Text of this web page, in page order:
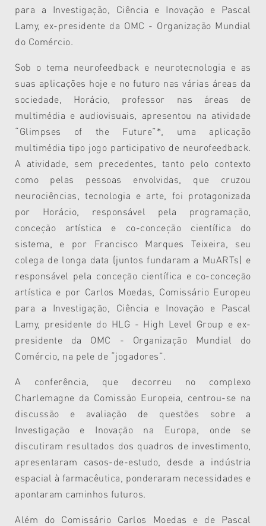
para a Investigação, Ciência e Inovação e Pascal
Lamy, ex-presidente da OMC - Organização Mundial
do Comércio.
Sob o tema neurofeedback e neurotecnologia e as
suas aplicações hoje e no futuro nas várias áreas da
sociedade, Horácio, professor nas áreas de
multimédia e audiovisuais, apresentou na atividade
“Glimpses of the Future”*, uma aplicação
multimédia tipo jogo participativo de neurofeedback.
A atividade, sem precedentes, tanto pelo contexto
como pelas pessoas envolvidas, que cruzou
neurociências, tecnologia e arte, foi protagonizada
por Horácio, responsável pela programação,
conceção artística e co-conceção científica do
sistema, e por Francisco Marques Teixeira, seu
colega de longa data (juntos fundaram a MuARTs) e
responsável pela conceção científica e co-conceção
artística e por Carlos Moedas, Comissário Europeu
para a Investigação, Ciência e Inovação e Pascal
Lamy, presidente do HLG - High Level Group e ex-
presidente da OMC - Organização Mundial do
Comércio, na pele de “jogadores”.
A conferência, que decorreu no complexo
Charlemagne da Comissão Europeia, centrou-se na
discussão e avaliação de questões sobre a
Investigação e Inovação na Europa, onde se
discutiram resultados dos quadros de investimento,
apresentaram casos-de-estudo, desde a indústria
espacial à farmacêutica, ponderaram necessidades e
apontaram caminhos futuros.
Além do Comissário Carlos Moedas e de Pascal